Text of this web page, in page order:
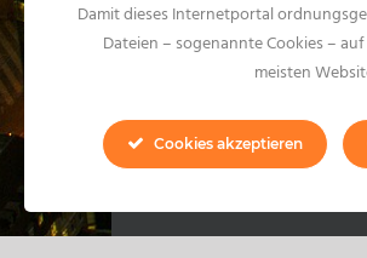
dem Chef 500
Samstag, 23 Mai
konkrete
Montag, 20 Juli
Damit dieses Internetportal
Dateien – sogenannte Cookies –
meisten
Cookies akzeptieren